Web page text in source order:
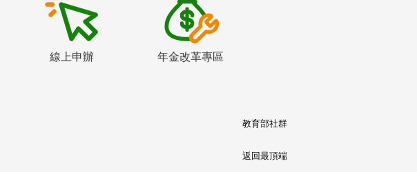
線上申辦 年金改革專區
教育部社群
返回最頂端